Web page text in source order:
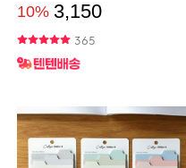
10% 3,150
365